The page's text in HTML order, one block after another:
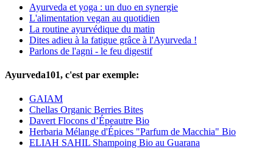
Ayurveda et yoga : un duo en synergie
L'alimentation vegan au quotidien
La routine ayurvédique du matin
Dites adieu à la fatigue grâce à l'Ayurveda !
Parlons de l'agni - le feu digestif
Ayurveda101, c'est par exemple:
GAIAM
Chellas Organic Berries Bites
Davert Flocons d’Épeautre Bio
Herbaria Mélange d'Épices "Parfum de Macchia" Bio
ELIAH SAHIL Shampoing Bio au Guarana